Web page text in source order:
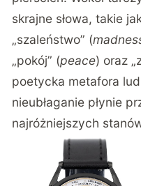
skrajne słowa, takie
„szaleństwo” (
„pokój” (peace) oraz
poetycka metafora
nieubłaganie płynie
najróżniejszych